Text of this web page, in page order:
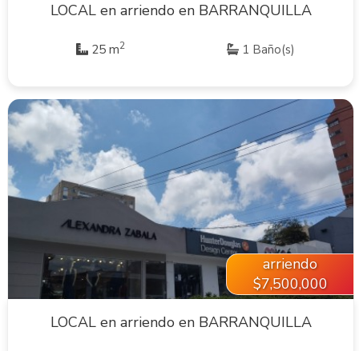
LOCAL en arriendo en BARRANQUILLA
25 m2 1 Baño(s)
VER INMUEBLE
arriendo
$7,500,000
LOCAL en arriendo en BARRANQUILLA